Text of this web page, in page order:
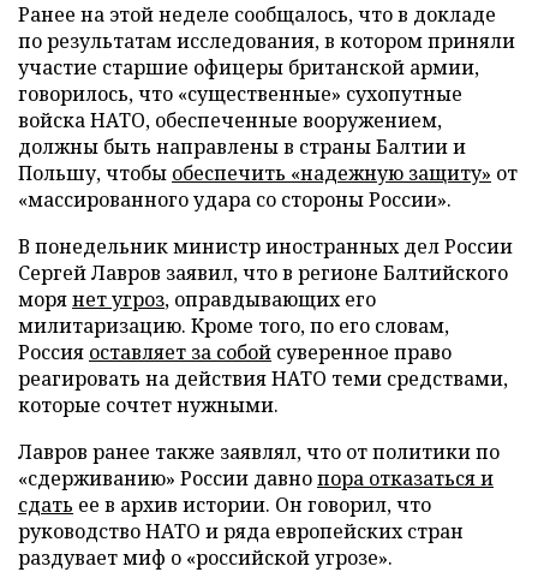
Ранее на этой неделе сообщалось, что в докладе
по результатам исследования, в котором приняли
участие старшие офицеры британской армии,
говорилось, что «существенные» сухопутные
войска НАТО, обеспеченные вооружением,
должны быть направлены в страны Балтии и
Польшу, чтобы обеспечить «надежную защиту» от
«массированного удара со стороны России».
В понедельник министр иностранных дел России
Сергей Лавров заявил, что в регионе Балтийского
морянет угроз, оправдывающих его
милитаризацию. Кроме того, по его словам,
Россия оставляет за собой суверенное право
реагировать на действия НАТО теми средствами,
которые сочтет нужными.
Лавров ранее также заявлял, что от политики по
«сдерживанию» России давнопора отказаться и
сдать ее в архив истории. Он говорил, что
руководство НАТО и ряда европейских стран
раздувает миф о «российской угрозе».